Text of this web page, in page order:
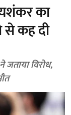
का
से कह दी
जताया विरोध,